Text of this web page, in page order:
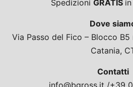
Spedizioni GRATIS
Dove
Via Passo del Fico – Blocco B5
Catania,
Contatti